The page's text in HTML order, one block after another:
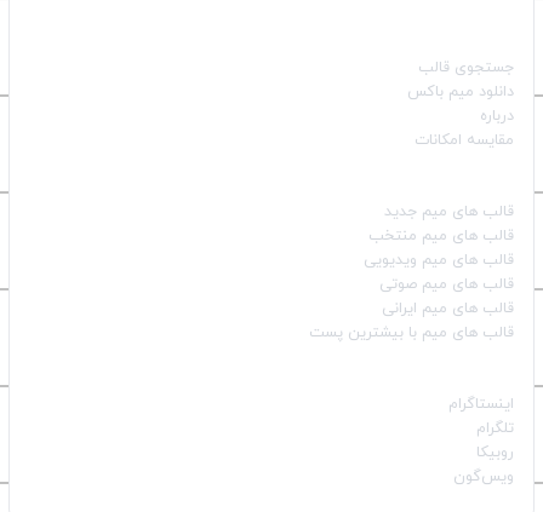
جستجوی قالب
دانلود میم باکس
درباره
مقایسه امکانات
قالب‌ های میم جدید
قالب‌ های میم منتخب
قالب‌ های میم ویدیویی
قالب‌ های میم صوتی
قالب‌ های میم ایرانی
قالب‌ های میم با بیشترین پست
اینستاگرام
تلگرام
روبیکا
ویس‌گون